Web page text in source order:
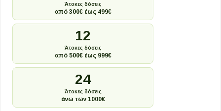
Άτοκες δόσεις
από 300€ έως 499€
12
Άτοκες δόσεις
από 500€ έως 999€
24
Άτοκες δόσεις
άνω των 1000€